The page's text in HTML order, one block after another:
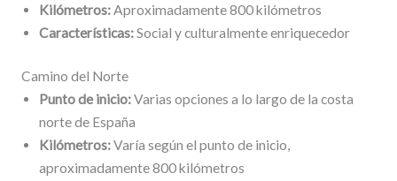
Kilómetros:Aproximadamente 800 kilómetros
Características:Social y culturalmente enriquecedor
Camino del Norte
Punto de inicio:Varias opciones a lo largo de la costa
norte de España
Kilómetros:Varía según el punto de inicio,
aproximadamente 800 kilómetros